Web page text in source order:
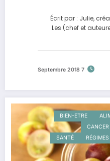
(Écrit par : Julie,
chef et auteure-rédactrice à Plus Saine La Vie) Les
7 Septembre 2018
BIEN-ETRE
CANCER
RÉGIMES
SANTÉ